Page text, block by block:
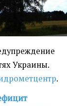
Украины.
.